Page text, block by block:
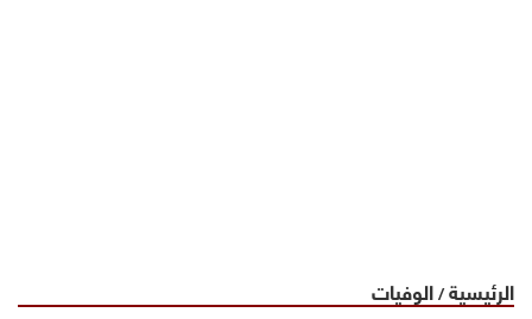
الرئيسية/الوفيات